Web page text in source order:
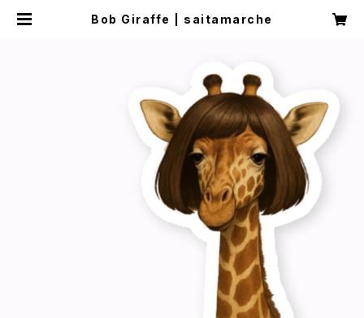
Bob Giraffe | saitamarche